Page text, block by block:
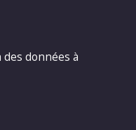
données à